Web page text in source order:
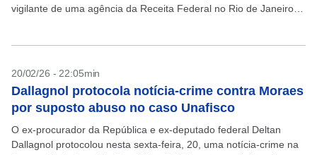
vigilante de uma agência da Receita Federal no Rio de Janeiro
20/02/26 - 22:05min
Dallagnol protocola notícia-crime contra Moraes
por suposto abuso no caso Unafisco
O ex-procurador da República e ex-deputado federal Deltan
Dallagnol protocolou nesta sexta-feira, 20, uma notícia-crime na